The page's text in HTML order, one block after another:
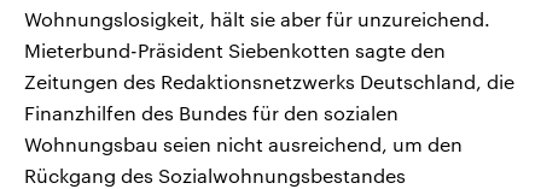
Wohnungslosigkeit, hält sie aber für unzureichend.
Mieterbund-Präsident Siebenkotten sagte den
Zeitungen des Redaktionsnetzwerks Deutschland, die
Finanzhilfen des Bundes für den sozialen
Wohnungsbau seien nicht ausreichend, um den
Rückgang des Sozialwohnungsbestandes